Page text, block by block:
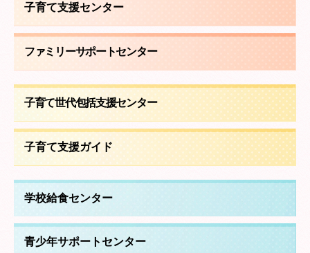
子育て支援センター
ファミリーサポートセンター
子育て世代包括支援センター
子育て支援ガイド
学校給食センター
青少年サポートセンター